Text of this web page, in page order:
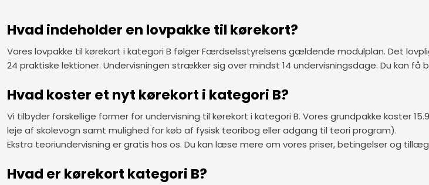
Hvad indeholder en lovpakke til kørekort?
Vores lovpakke til kørekort i kategori B følger Færdselsstyrelsens gældende modulplan. Det
24 praktiske lektioner. Undervisningen strækker sig over mindst 14 undervisningsdage. Du kan
Hvad koster et nyt kørekort i kategori B?
Vi tilbyder forskellige former for undervisning til kørekort i kategori B. Vores grundpakke koster
leje af skolevogn samt mulighed for køb af fysisk teoribog eller adgang til teori program).
Ekstra teoriundervisning er gratis hos os. Du kan læse mere om vores priser, betingelser og tillæg
Hvad er kørekort kategori B?